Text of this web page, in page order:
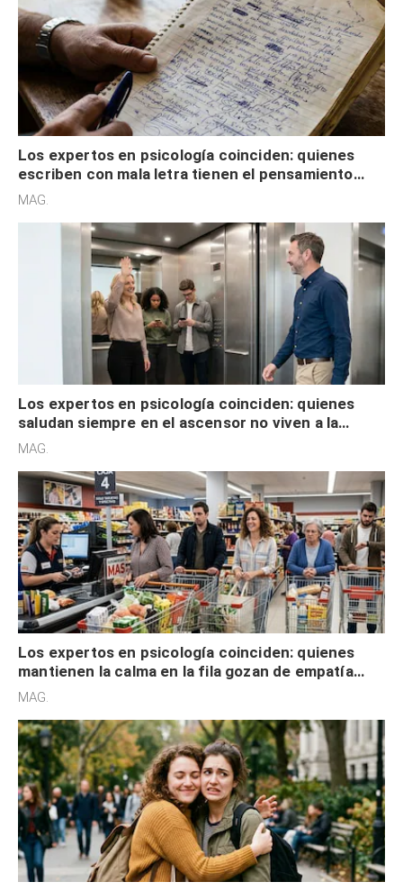
Los expertos en psicología coinciden: quienes
escriben con mala letra tienen el pensamiento
acelerado y no lo hacen por desinterés
MAG.
Los expertos en psicología coinciden: quienes
saludan siempre en el ascensor no viven a la
defensiva y tienen apertura social
MAG.
Los expertos en psicología coinciden: quienes
mantienen la calma en la fila gozan de empatía
cognitiva, gratitud y no solo tienen autocontrol
MAG.